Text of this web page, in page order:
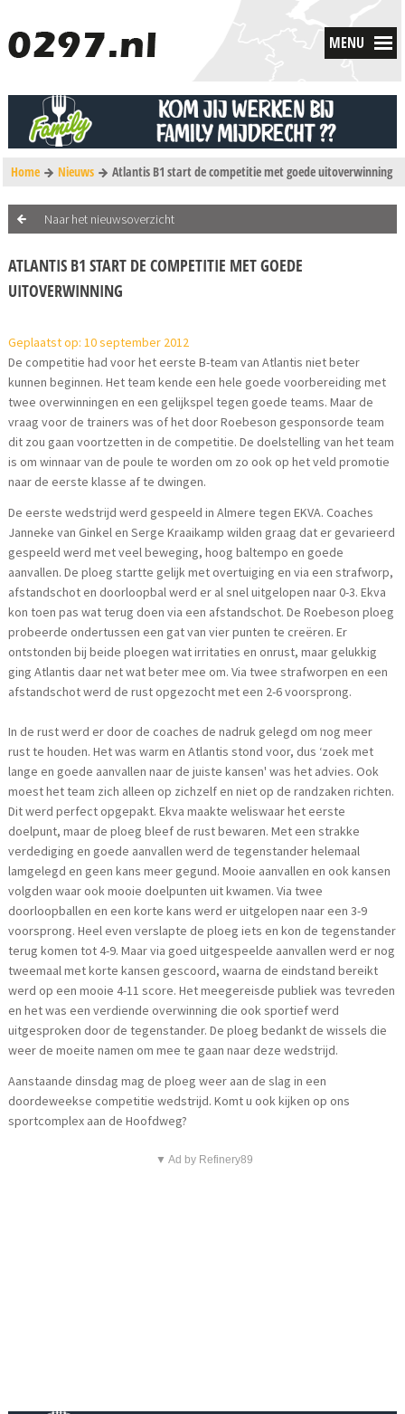
MENU
Home Nieuws Atlantis B1 start de competitie met goede uitoverwinning
Naar het nieuwsoverzicht
ATLANTIS B1 START DE COMPETITIE MET GOEDE
UITOVERWINNING
Geplaatst op: 10 september 2012
De competitie had voor het eerste B-team van Atlantis niet beter
kunnen beginnen. Het team kende een hele goede voorbereiding met
twee overwinningen en een gelijkspel tegen goede teams. Maar de
vraag voor de trainers was of het door Roebeson gesponsorde team
dit zou gaan voortzetten in de competitie. De doelstelling van het team
is om winnaar van de poule te worden om zo ook op het veld promotie
naar de eerste klasse af te dwingen.
De eerste wedstrijd werd gespeeld in Almere tegen EKVA. Coaches
Janneke van Ginkel en Serge Kraaikamp wilden graag dat er gevarieerd
gespeeld werd met veel beweging, hoog baltempo en goede
aanvallen. De ploeg startte gelijk met overtuiging en via een strafworp,
afstandschot en doorloopbal werd er al snel uitgelopen naar 0-3. Ekva
kon toen pas wat terug doen via een afstandschot. De Roebeson ploeg
probeerde ondertussen een gat van vier punten te creëren. Er
ontstonden bij beide ploegen wat irritaties en onrust, maar gelukkig
ging Atlantis daar net wat beter mee om. Via twee strafworpen en een
afstandschot werd de rust opgezocht met een 2-6 voorsprong.
In de rust werd er door de coaches de nadruk gelegd om nog meer
rust te houden. Het was warm en Atlantis stond voor, dus ‘zoek met
lange en goede aanvallen naar de juiste kansen' was het advies. Ook
moest het team zich alleen op zichzelf en niet op de randzaken richten.
Dit werd perfect opgepakt. Ekva maakte weliswaar het eerste
doelpunt, maar de ploeg bleef de rust bewaren. Met een strakke
verdediging en goede aanvallen werd de tegenstander helemaal
lamgelegd en geen kans meer gegund. Mooie aanvallen en ook kansen
volgden waar ook mooie doelpunten uit kwamen. Via twee
doorloopballen en een korte kans werd er uitgelopen naar een 3-9
voorsprong. Heel even verslapte de ploeg iets en kon de tegenstander
terug komen tot 4-9. Maar via goed uitgespeelde aanvallen werd er nog
tweemaal met korte kansen gescoord, waarna de eindstand bereikt
werd op een mooie 4-11 score. Het meegereisde publiek was tevreden
en het was een verdiende overwinning die ook sportief werd
uitgesproken door de tegenstander. De ploeg bedankt de wissels die
weer de moeite namen om mee te gaan naar deze wedstrijd.
Aanstaande dinsdag mag de ploeg weer aan de slag in een
doordeweekse competitie wedstrijd. Komt u ook kijken op ons
sportcomplex aan de Hoofdweg?
▼ Ad by Refinery89